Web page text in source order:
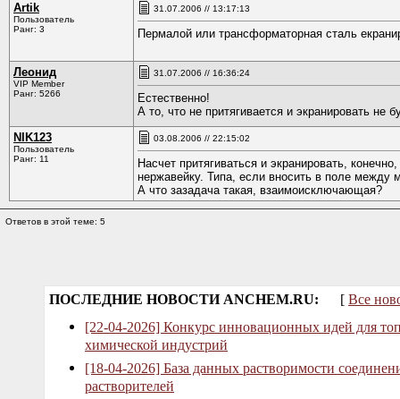
Artik
Пользователь
Ранг: 3
31.07.2006 // 13:17:13
Пермалой или трансформаторная сталь
Леонид
VIP Member
Ранг: 5266
31.07.2006 // 16:36:24
Естественно!
А то, что не притягивается и экранировать не
NIK123
Пользователь
Ранг: 11
03.08.2006 // 22:15:02
Насчет притягиваться и экранировать,
нержавейку. Типа, если вносить в поле
А что зазадача такая, взаимоисключающая?
Ответов в этой теме: 5
ПОСЛЕДНИЕ НОВОСТИ ANCHEM.RU: [ Все
[22-04-2026] Конкурс инновационных идей для
химической индустрий
[18-04-2026] База данных растворимости
растворителей